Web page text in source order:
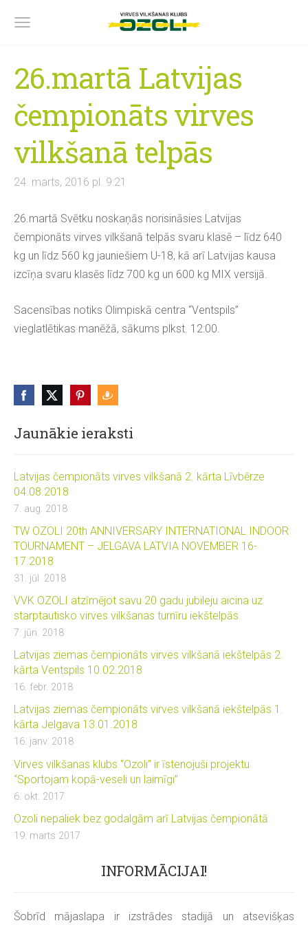
Jaunākie ieraksti
Latvijas čempionāts virves vilkšanā 2. kārta Līvbērze
04.08.2018
7. aug. 2018
TW OZOLI 20th ANNIVERSARY INTERNATIONAL INDOOR
TOURNAMENT – JELGAVA LATVIA NOVEMBER 16-
17.2018
31. jūl. 2018
VVK OZOLI atzīmējot savu 20 gadu jubileju aicina uz
starptautisko virves vilkšanas turnīru iekštelpās
7. jūn. 2018
Latvijas ziemas čempionāts virves vilkšanā iekštelpās 2.
kārta Ventspils 10.02.2018
16. febr. 2018
Latvijas ziemas čempionāts virves vilkšanā iekštelpās 1.
kārta Jelgava 13.01.2018
16. janv. 2018
Virves vilkšanas klubs “Ozoli” ir īstenojuši projektu
“Sportojam kopā-veseli un laimīgi”
6. okt. 2017
Ozoli nepaliek bez godalgām arī Latvijas čempionātā
19. marts 2017
INFORMĀCIJAI!
Šobrīd mājaslapa ir izstrādes stadijā un atsevišķas
26.martā Latvijas
čempionāts virves
vilkšanā telpās
24. marts, 2016 pl. 9:21
26.martā Svētku noskaņās norisināsies Latvijas
čempionāts virves vilkšanā telpās svaru klasē – līdz 640
kg un līdz 560 kg jauniešiem U-18, kā arī Latvijas kausa
izcīņa svaru klasēs līdz 700 kg un 600 kg MIX versijā.
Sacensības notiks Olimpiskā centra “Ventspils”
vieglatlētikas manēžā, sākums plkst. 12:00.